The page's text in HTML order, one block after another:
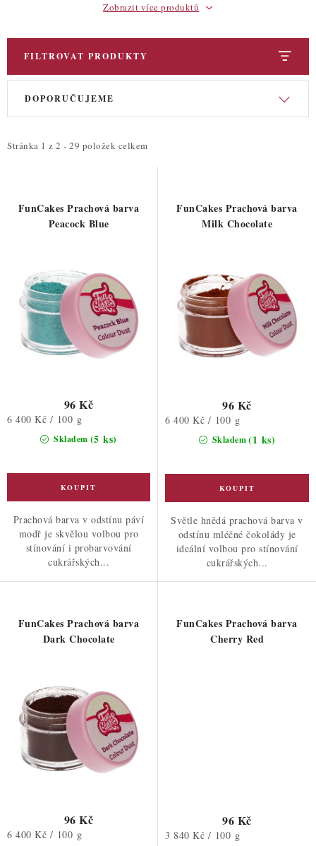
Podmínky ochrany osobních údajů
Zobrazit více produktů
FILTROVAT PRODUKTY
V
i
Stránka 1 z 2 - 29 položek celkem
Ř
e
DOPORUČUJEME
FunCakes Prachová barva
Peacock Blue
Skladem (5 ks)
96 Kč
Měrná
6 400 Kč / 100 g
Prachová barva v odstínu páví
modř je skvělou volbou pro
stínování i probarvování
cukrářských...
FunCakes Prachová barva
Milk Chocolate
Skladem(1 ks)
96 Kč
Měrná
6 400 Kč / 100 g
Světle hnědá prachová barva v
odstínu mléčné čokolády je
ideální volbou pro stínování
cukrářských...
FunCakes Prachová barva
Dark Chocolate
96 Kč
Měrná
6 400 Kč / 100 g
FunCakes Prachová barva
Cherry Red
96 Kč
Měrná
3 840 Kč / 100 g